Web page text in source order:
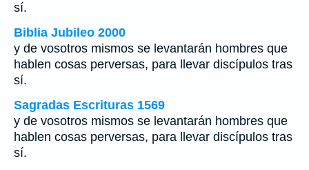
sí.
Biblia Jubileo 2000
y de vosotros mismos se levantarán hombres que
hablen cosas perversas, para llevar discípulos tras
sí.
Sagradas Escrituras 1569
y de vosotros mismos se levantarán hombres que
hablen cosas perversas, para llevar discípulos tras
sí.